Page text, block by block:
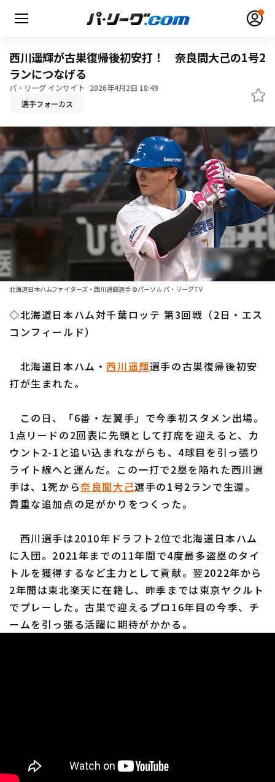
HOME
動画
日程・結果
順位表･成績
ファーム東地区
ファーム西地区
選手名鑑トップ
北海道日本ハムファイターズ
東北楽天ゴールデンイーグルス
埼玉西武ライオンズ
オリックス・バファローズ
福岡ソフトバンクホークス
ニュース
設定
利用規約 プライバシーポリシー
西川遥輝が古巣復帰後初安打！ 奈良間大己の1号2
ランにつなげる
パ・リーグ インサイト 2026年4月2日 18:49
選手フォーカス
北海道日本ハムファイターズ・西川遥輝選手 ©パーソル パ・リーグTV
◇北海道日本ハム対千葉ロッテ 第3回戦（2日・エス
コンフィールド）
北海道日本ハム・西川遥輝選手の古巣復帰後初安
打が生まれた。
この日、「6番・左翼手」で今季初スタメン出場。
1点リードの2回表に先頭として打席を迎えると、カ
ウント2-1と追い込まれながらも、4球目を引っ張り
ライト線へと運んだ。この一打で2塁を陥れた西川選
手は、1死から奈良間大己選手の1号2ランで生還。
貴重な追加点の足がかりをつくった。
西川選手は2010年ドラフト2位で北海道日本ハム
に入団。2021年までの11年間で4度最多盗塁のタイ
トルを獲得するなど主力として貢献。翌2022年から
2年間は東北楽天に在籍し、昨季までは東京ヤクルト
でプレーした。古巣で迎えるプロ16年目の今季、チ
ームを引っ張る活躍に期待がかかる。